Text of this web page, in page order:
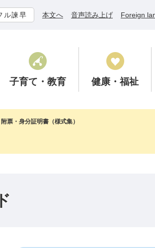
ル諫早 本文へ 音声読み上げ Foreign
子育て ・教育 健康 ・福祉
票・身分証明書（様式集）